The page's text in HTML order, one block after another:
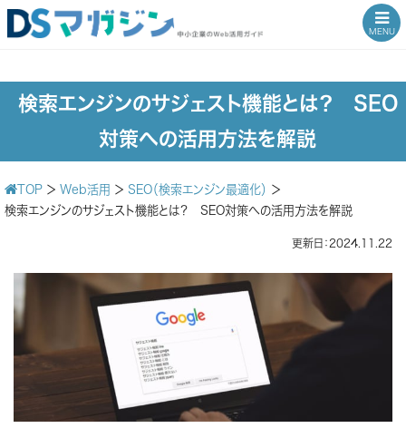
MENU
検索エンジンのサジェスト機能とは？ SEO
対策への活用方法を解説
TOP ＞ Web活用 ＞ SEO（検索エンジン最適化） ＞
検索エンジンのサジェスト機能とは？ SEO対策への活用方法を解説
更新日：2024.11.22